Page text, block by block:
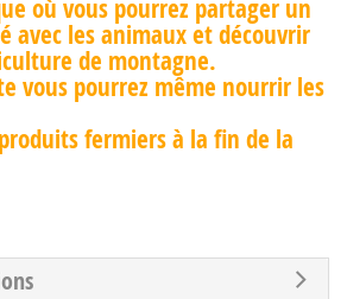
où vous pourrez partager un
avec les animaux et découvrir
de montagne.
vous pourrez même nourrir les
fermiers à la fin de la